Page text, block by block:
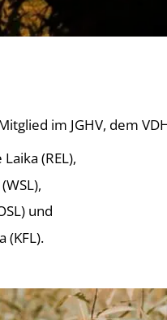
im JGHV, dem
(REL),
und
(KFL).